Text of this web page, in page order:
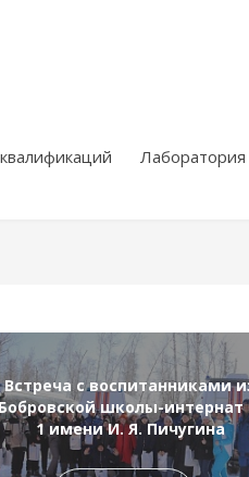
Лаборатория
Встреча с воспитанниками
школы-
1 имени И. Я. Пичугина